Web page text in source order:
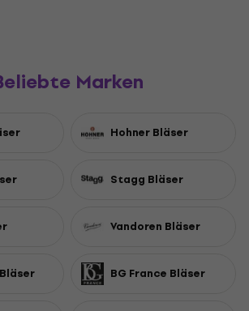
Marken
Hohner Bläser
Stagg Bläser
Vandoren Bläser
BG France Bläser